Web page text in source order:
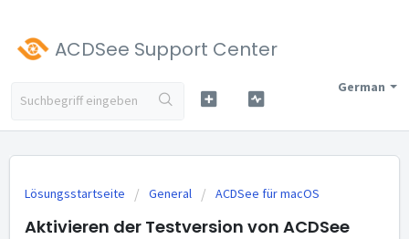
ACDSee Support Center
German
Lösungsstartseite General ACDSee für macOS
Aktivieren der Testversion von ACDSee